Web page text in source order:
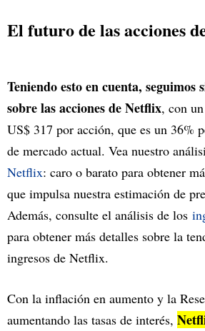
El futuro de las acciones
Teniendo esto en cuenta, seguimos
sobre las acciones de Netflix, con
US$ 317 por acción, que es un 36%
de mercado actual. Vea nuestro
Netflix: caro o barato para obtener
que impulsa nuestra estimación de
Además, consulte el análisis de los
para obtener más detalles sobre la
ingresos de Netflix.
Con la inflación en aumento y la
aumentando las tasas de interés,